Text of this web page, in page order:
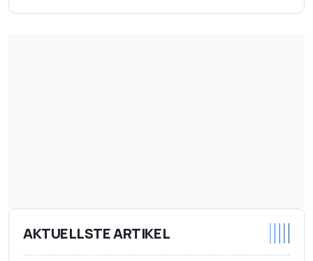
AKTUELLSTE ARTIKEL